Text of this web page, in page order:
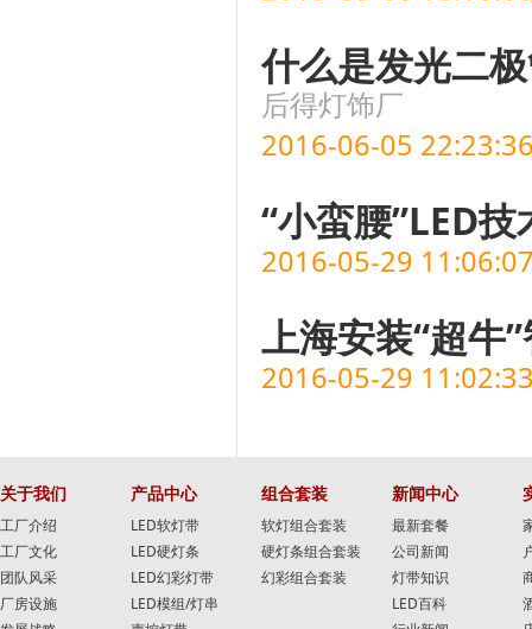
什么是发光二
后得灯饰厂
2016-06-05
“小蛮腰”LED
2016-05-29
上海安装“超牛
2016-05-29
关于我们
工厂介绍
工厂文化
团队风采
厂房设施
产品中心
LED软灯带
LED硬灯条
LED幻彩灯带
LED模组/灯串
组合套装
软灯组合套装
硬灯条组合套装
幻彩组合套装
新闻中心
最新套餐
公司新闻
灯带知识
LED百科